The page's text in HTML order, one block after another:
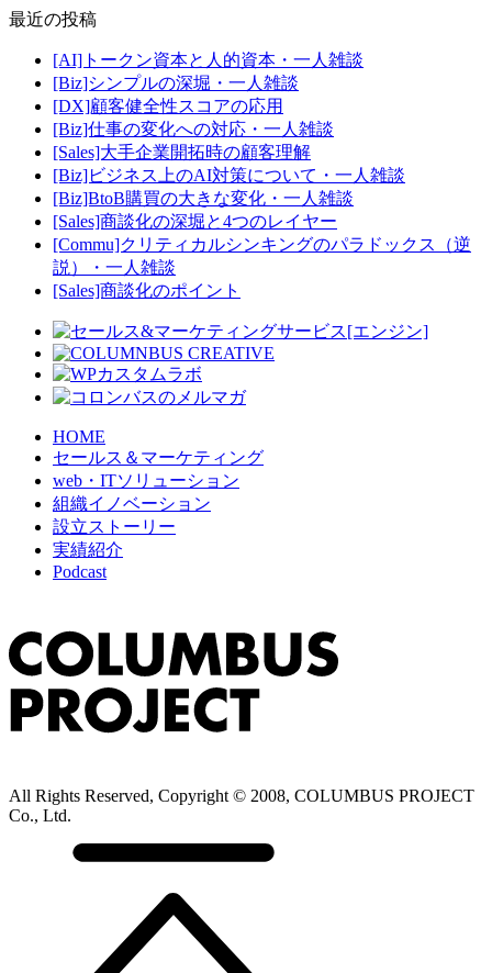
最近の投稿
[AI]トークン資本と人的資本・一人雑談
[Biz]シンプルの深堀・一人雑談
[DX]顧客健全性スコアの応用
[Biz]仕事の変化への対応・一人雑談
[Sales]大手企業開拓時の顧客理解
[Biz]ビジネス上のAI対策について・一人雑談
[Biz]BtoB購買の大きな変化・一人雑談
[Sales]商談化の深堀と4つのレイヤー
[Commu]クリティカルシンキングのパラドックス（逆
説）・一人雑談
[Sales]商談化のポイント
HOME
セールス＆マーケティング
web・ITソリューション
組織イノベーション
設立ストーリー
実績紹介
Podcast
All Rights Reserved, Copyright © 2008, COLUMBUS PROJECT
Co., Ltd.